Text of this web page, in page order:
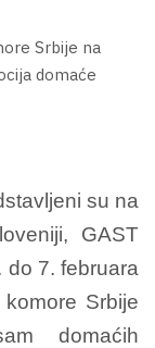
su na
GAST
do 7. februara
Srbije
domaćih